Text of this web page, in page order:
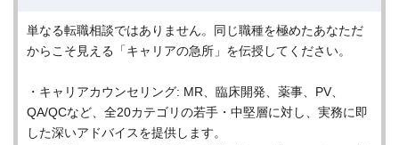
単なる転職相談ではありません。同じ職種を極めたあなただ
からこそ見える「キャリアの急所」を伝授してください。
・キャリアカウンセリング: MR、臨床開発、薬事、PV、
QA/QCなど、全20カテゴリの若手・中堅層に対し、実務に即
した深いアドバイスを提供します。